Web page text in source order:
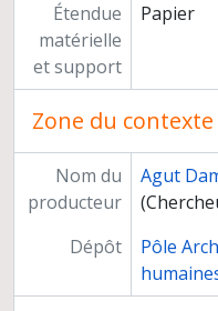
Étendue
matérielle
et support
Papier
Zone du contexte
Nom du
producteur
Agut
Dépôt
Pôle